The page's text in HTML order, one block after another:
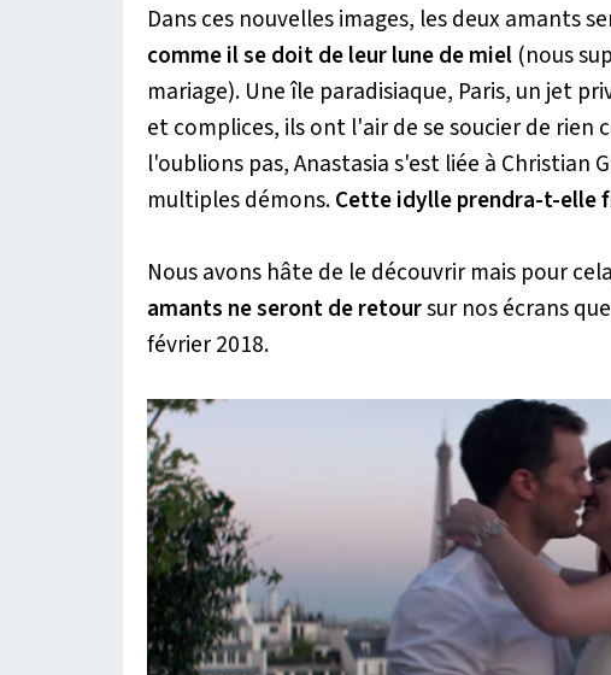
Dans ces nouvelles images, les deux amants
comme il se doit de leur lune de miel (nous
mariage). Une île paradisiaque, Paris, un jet
et complices, ils ont l'air de se soucier de rien
l'oublions pas, Anastasia s'est liée à Christian
multiples démons.Cette idylle prendra-t-elle
Nous avons hâte de le découvrir mais pour
amants ne seront de retoursur nos écrans que
février 2018.